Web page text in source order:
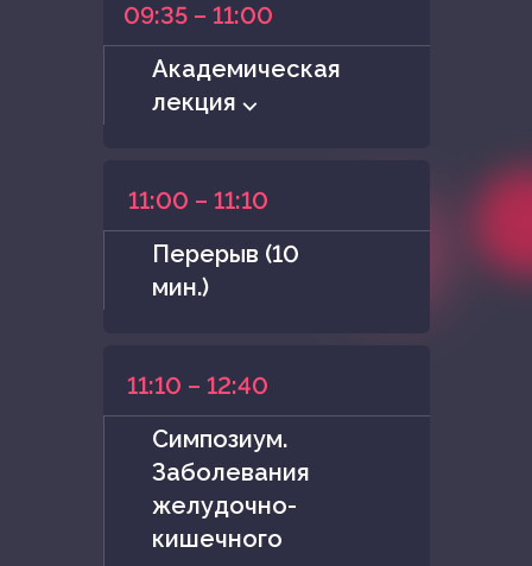
09:35 – 11:00
Академическая
лекция ⌵
11:00 – 11:10
Перерыв (10
мин.)
11:10 – 12:40
Симпозиум.
Заболевания
желудочно-
кишечного